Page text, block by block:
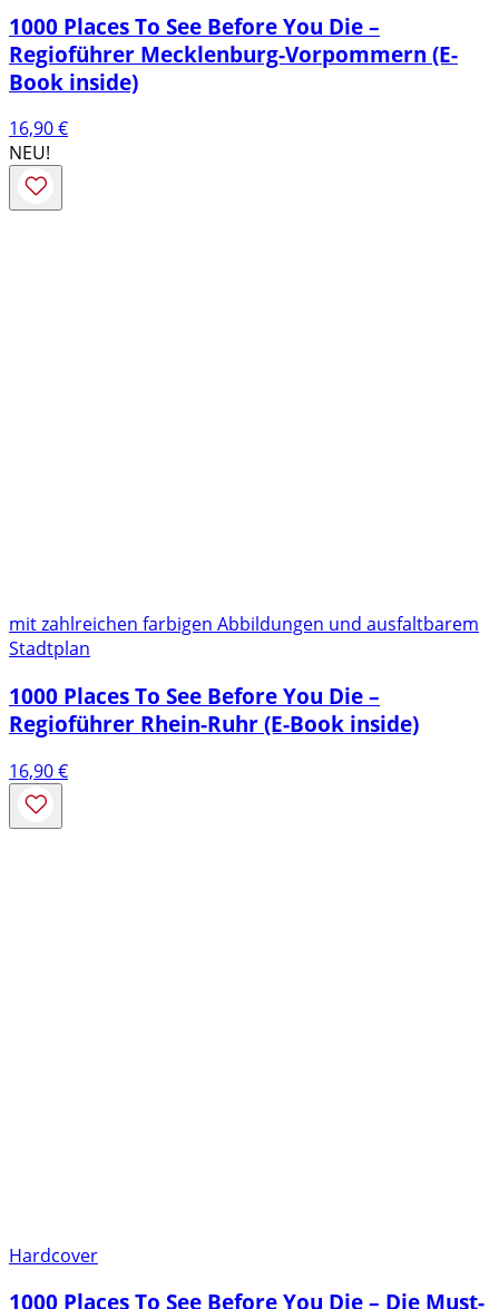
1000 Places To See Before You Die –
Regioführer Mecklenburg-Vorpommern (E-
Book inside)
16,90€
NEU!
mit zahlreichen farbigen Abbildungen und ausfaltbarem
Stadtplan
1000 Places To See Before You Die –
Regioführer Rhein-Ruhr (E-Book inside)
16,90€
Hardcover
1000 Places To See Before You Die – Die Must-